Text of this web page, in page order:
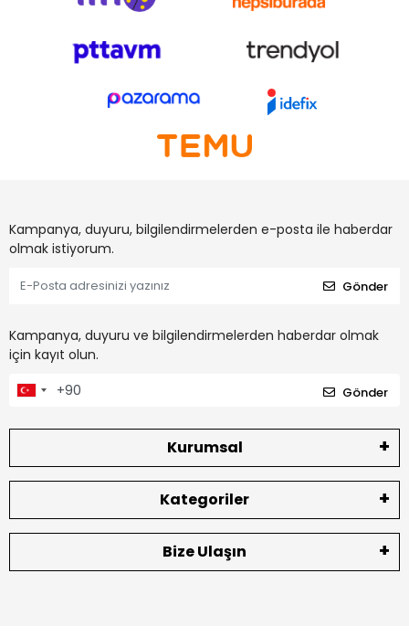
Kampanya, duyuru, bilgilendirmelerden e-posta ile haberdar
olmak istiyorum.
Gönder
Kampanya, duyuru ve bilgilendirmelerden haberdar olmak
için kayıt olun.
Gönder
Kurumsal
Kategoriler
Bize Ulaşın